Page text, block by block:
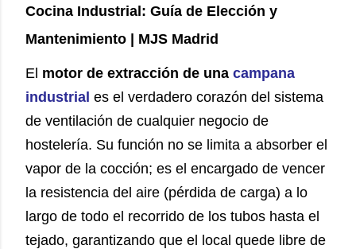
Cocina Industrial: Guía de Elección y
Mantenimiento | MJS Madrid
El motor de extracción de una campana
industrial es el verdadero corazón del sistema
de ventilación de cualquier negocio de
hostelería. Su función no se limita a absorber el
vapor de la cocción; es el encargado de vencer
la resistencia del aire (pérdida de carga) a lo
largo de todo el recorrido de los tubos hasta el
tejado, garantizando que el local quede libre de